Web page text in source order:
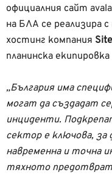
официалния сайт
на БЛА се реализира
хостинг компания
планинска екипировка
„България има
могат да създадат
инциденти.
сектор е ключова,
навременна и точна
тяхното